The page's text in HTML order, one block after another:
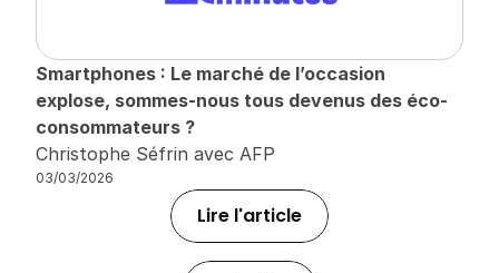
Smartphones : Le marché de l’occasion
explose, sommes-nous tous devenus des éco-
consommateurs ?
Christophe Séfrin avec AFP
03/03/2026
Lire l'article